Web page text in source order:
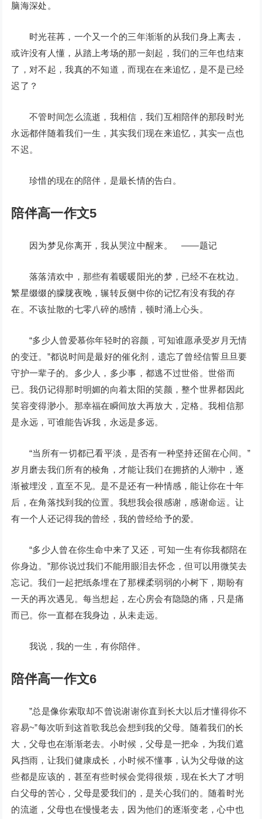
脑海深处。
时光荏苒，一个又一个的三年渐渐的从我们身上离去，
或许没有人懂，从踏上考场的那一刻起，我们的三年也结束
了，对不起，我真的不知道，而现在在来追忆，是不是已经
迟了？
不管时间怎么流逝，我相信，我们互相陪伴的那段时光
永远都伴随着我们一生，其实我们现在来追忆，其实一点也
不迟。
珍惜的现在的陪伴，是最长情的告白。
陪伴高一作文5
因为梦见你离开，我从哭泣中醒来。 ——题记
落落清欢中，那些有着暖暖阳光的梦，已经不在枕边。
繁星缀缀的朦胧夜晚，辗转反侧中你的记忆有没有我的存
在。不该扯散的七零八碎的感情，顿时涌上心头。
“多少人曾爱慕你年轻时的容颜，可知谁愿承受岁月无情
的变迁。”都说时间是最好的催化剂，遗忘了曾经信誓旦旦要
守护一辈子的。多少人，多少事，都逃不过世俗。世俗而
已。我仍记得那时明媚的向着太阳的笑颜，整个世界都因此
笑容变得渺小。那幸福在瞬间放大再放大，定格。我相信那
是永远，可谁能告诉我，永远是多远。
“当所有一切都已看平淡，是否有一种坚持还留在心间。”
岁月磨去我们所有的棱角，才能让我们在拥挤的人潮中，逐
渐被埋没，直至不见。是不是还有一种情感，能让你在十年
后，在角落找到我的位置。我想我会很感谢，感谢命运。让
有一个人还记得我的曾经，我的曾经给予的爱。
“多少人曾在你生命中来了又还，可知一生有你我都陪在
你身边。”那你说过我们不能用眼泪去怀念，但可以用微笑去
忘记。我们一起把纸条埋在了那棵柔弱弱的小树下，期盼有
一天的再次遇见。每当想起，左心房会有隐隐的痛，只是痛
而已。你一直都在我身边，从未走远。
我说，我的一生，有你陪伴。
陪伴高一作文6
”总是像你索取却不曾说谢谢你直到长大以后才懂得你不
容易~”每次听到这首歌我总会想到我的父母。随着我们的长
大，父母也在渐渐老去。小时候，父母是一把伞，为我们遮
风挡雨，让我们健康成长，小时候不懂事，认为父母做的这
些都是应该的，甚至有些时候会觉得很烦，现在长大了才明
白父母的苦心，父母是爱我们的，是关心我们的。随着时光
的流逝，父母也在慢慢老去，因为他们的逐渐变老，心中也